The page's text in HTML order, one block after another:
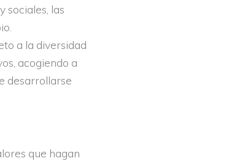
sociales, las
a la diversidad
acogiendo a
desarrollarse
que hagan